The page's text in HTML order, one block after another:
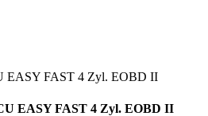
EASY FAST 4 Zyl. EOBD II
EASY FAST 4 Zyl. EOBD II